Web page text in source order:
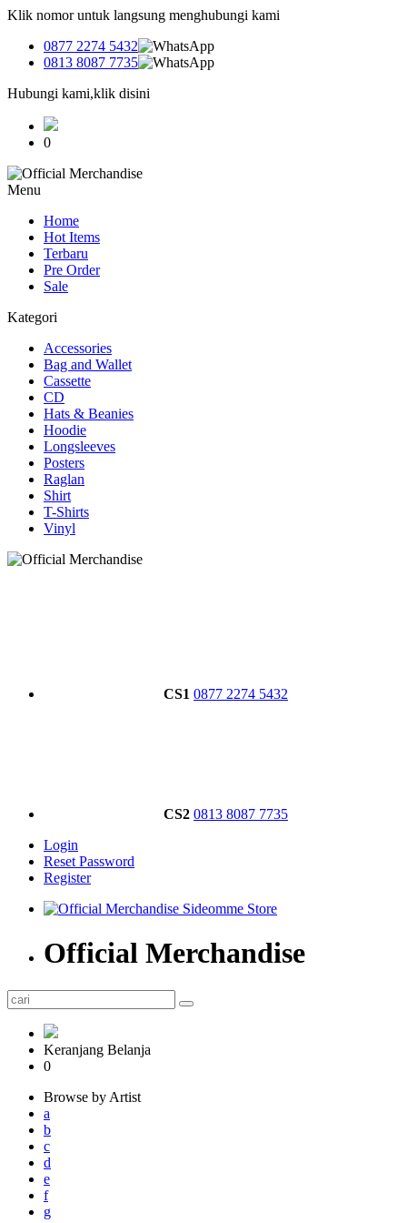
Klik nomor untuk langsung menghubungi kami
0877 2274 5432
0813 8087 7735
Hubungi kami,klik disini
0
Menu
Home
Hot Items
Terbaru
Pre Order
Sale
Kategori
Accessories
Bag and Wallet
Cassette
CD
Hats & Beanies
Hoodie
Longsleeves
Posters
Raglan
Shirt
T-Shirts
Vinyl
CS1 0877 2274 5432
CS2 0813 8087 7735
Login
Reset Password
Register
Official Merchandise
Keranjang Belanja
0
Browse by Artist
a
b
c
d
e
f
g